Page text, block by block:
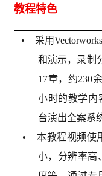
教程特色
• 采用Vectorworks
和演示，录制
17章，约230
小时的教学内
台演出全案系
• 本教程视频使
小，分辨率高